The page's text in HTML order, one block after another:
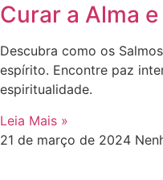
Curar a Alma
Descubra como os
espírito. Encontre paz
espiritualidade.
Leia Mais »
21 de março de 2024